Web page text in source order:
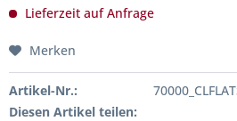
Lieferzeit auf Anfrage
Merken
Artikel-Nr.:
Diesen Artikel teilen: